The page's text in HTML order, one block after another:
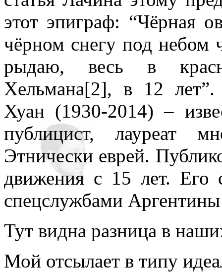
этот эпиграф: “Чёрная
чёрном снегу под небом
рыдаю, весь в
Хельмана[2], в 12
Хуан (1930-2014) –
публицист, лауреат
Этнически еврей.
движения с 15 лет.
спецслужбами Аргентины
Тут видна разница в
Мой отсылает в типу